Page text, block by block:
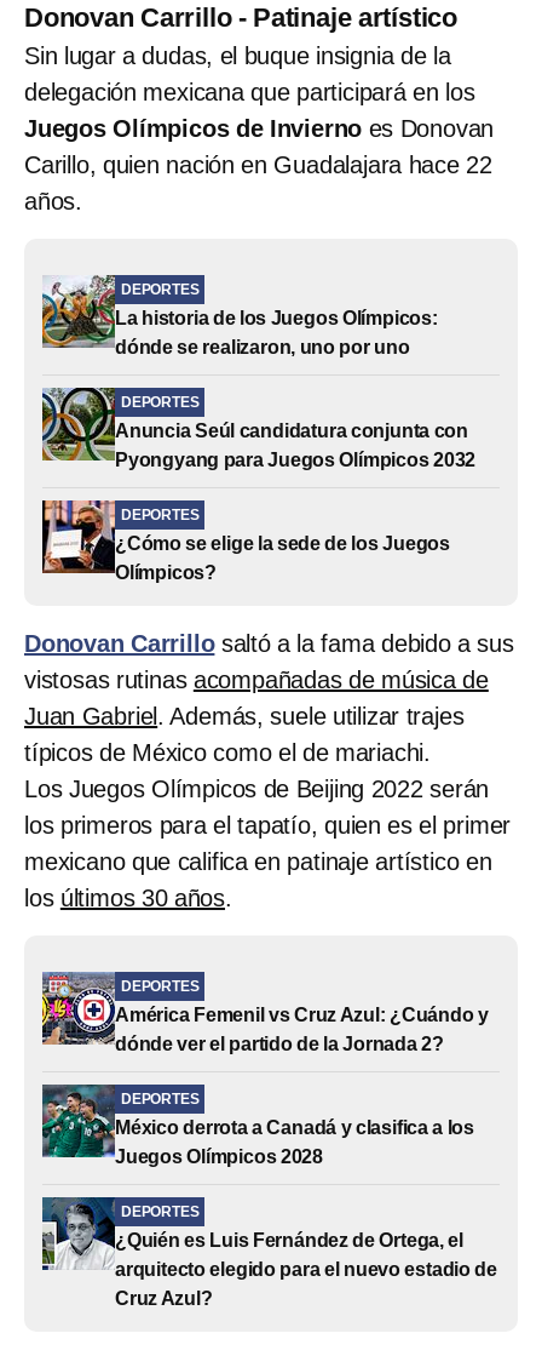
Donovan Carrillo - Patinaje artístico
Sin lugar a dudas, el buque insignia de la
delegación mexicana que participará en los
Juegos Olímpicos de Invierno es Donovan
Carillo, quien nación en Guadalajara hace 22
años.
DEPORTES
La historia de los Juegos Olímpicos:
dónde se realizaron, uno por uno
DEPORTES
Anuncia Seúl candidatura conjunta con
Pyongyang para Juegos Olímpicos 2032
DEPORTES
¿Cómo se elige la sede de los Juegos
Olímpicos?
Donovan Carrillosaltó a la fama debido a sus
vistosas rutinas acompañadas de música de
Juan Gabriel. Además, suele utilizar trajes
típicos de México como el de mariachi.
Los Juegos Olímpicos de Beijing 2022 serán
los primeros para el tapatío, quien es el primer
mexicano que califica en patinaje artístico en
los últimos 30 años.
DEPORTES
América Femenil vs Cruz Azul: ¿Cuándo y
dónde ver el partido de la Jornada 2?
DEPORTES
México derrota a Canadá y clasifica a los
Juegos Olímpicos 2028
DEPORTES
¿Quién es Luis Fernández de Ortega, el
arquitecto elegido para el nuevo estadio de
Cruz Azul?